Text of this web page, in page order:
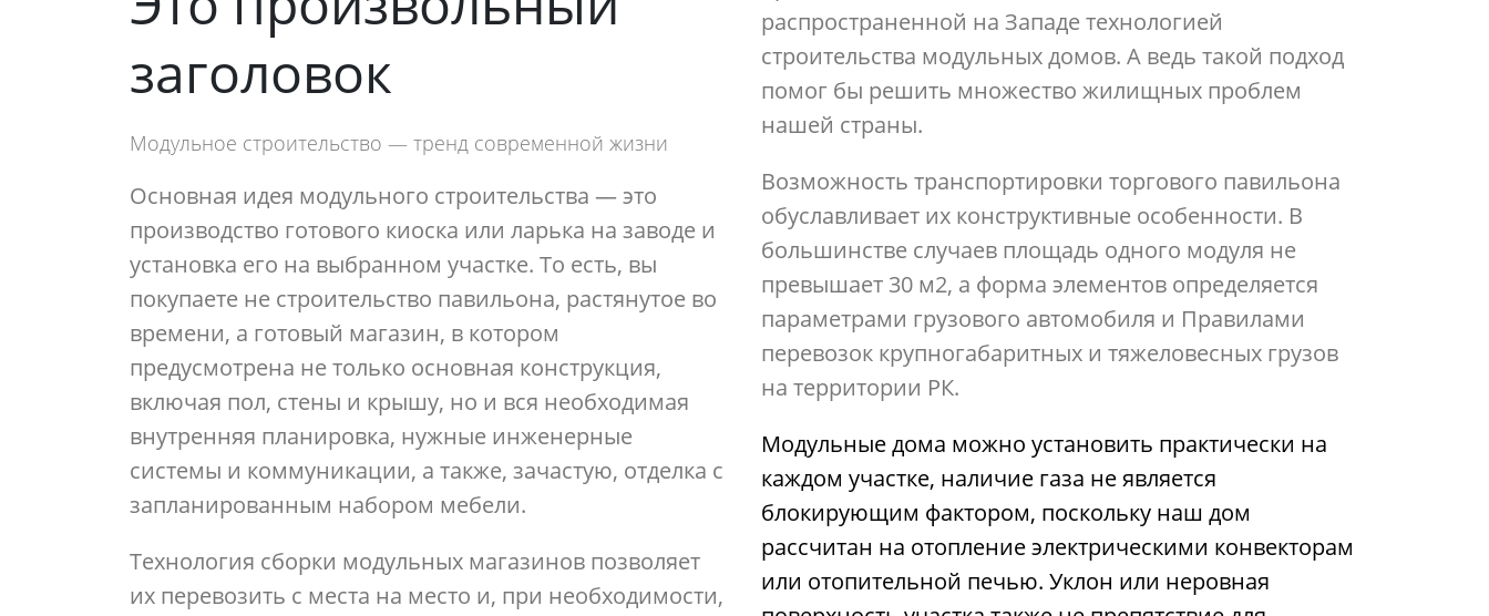
заголовок
Модульное строительство — тренд современной жизни
Основная идея модульного строительства — это
производство готового киоска или ларька на заводе и
установка его на выбранном участке. То есть, вы
покупаете не строительство павильона, растянутое во
времени, а готовый магазин, в котором
предусмотрена не только основная конструкция,
включая пол, стены и крышу, но и вся необходимая
внутренняя планировка, нужные инженерные
системы и коммуникации, а также, зачастую, отделка с
запланированным набором мебели.
Технология сборки модульных магазинов позволяет
их перевозить с места на место и, при необходимости,
распространенной на Западе технологией
строительства модульных домов. А ведь такой подход
помог бы решить множество жилищных проблем
нашей страны.
Возможность транспортировки торгового павильона
обуславливает их конструктивные особенности. В
большинстве случаев площадь одного модуля не
превышает 30 м2, а форма элементов определяется
параметрами грузового автомобиля и Правилами
перевозок крупногабаритных и тяжеловесных грузов
на территории РК.
Модульные дома можно установить практически на
каждом участке, наличие газа не является
блокирующим фактором, поскольку наш дом
рассчитан на отопление электрическими конвекторам
или отопительной печью. Уклон или неровная